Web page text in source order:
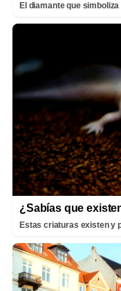
El diamante que
¿Sabías que
Estas criaturas existen y